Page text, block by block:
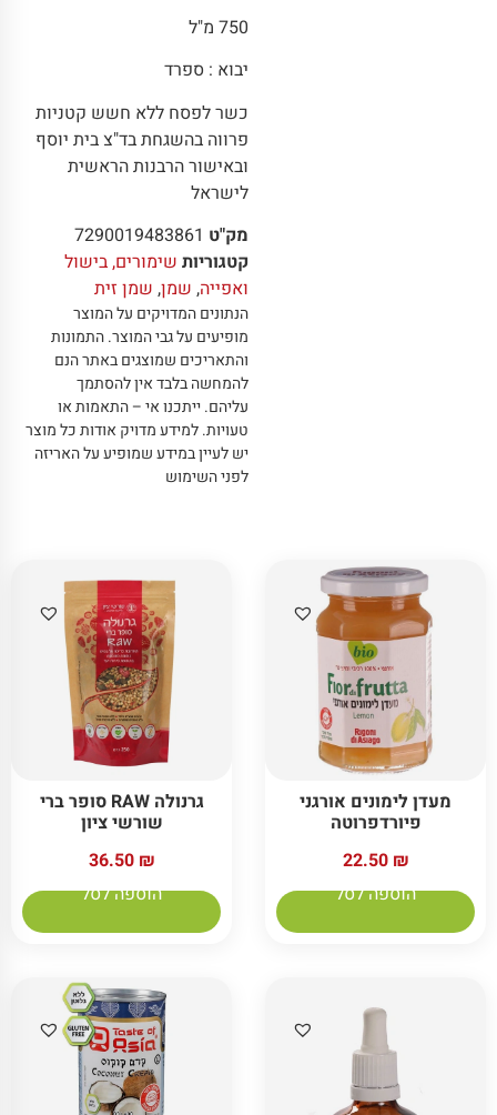
750 מ"ל
יבוא : ספרד
כשר לפסח ללא חשש קטניות
פרווה בהשגחת בד"צ בית יוסף
ובאישור הרבנות הראשית
לישראל
מק"ט 7290019483861
קטגוריות שימורים, בישול
ואפייה, שמן, שמן זית
הנתונים המדויקים על המוצר
מופיעים על גבי המוצר.התמונות
והתאריכים שמוצגים באתר הנם
להמחשה בלבד אין להסתמך
עליהם.ייתכנו אי – התאמות או
טעויות.למידע מדויק אודות כל מוצר
יש לעיין במידע שמופיע על האריזה
לפני השימוש
מעדן לימונים אורגני
פיורדפרוטה
22.50 ₪
הוספה לסל
גרנולה RAW סופר ברי
שורשי ציון
36.50 ₪
הוספה לסל